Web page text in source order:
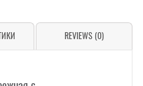
REVIEWS (0)